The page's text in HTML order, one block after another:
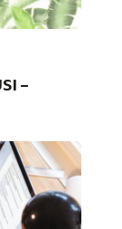
–